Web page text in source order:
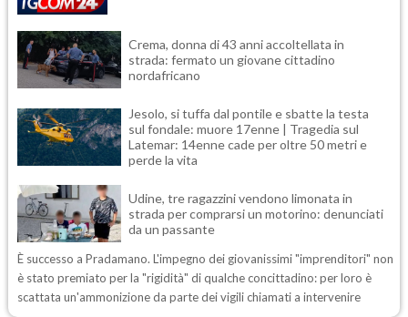
Crema, donna di 43 anni accoltellata in
strada: fermato un giovane cittadino
nordafricano
Jesolo, si tuffa dal pontile e sbatte la testa
sul fondale: muore 17enne | Tragedia sul
Latemar: 14enne cade per oltre 50 metri e
perde la vita
Udine, tre ragazzini vendono limonata in
strada per comprarsi un motorino: denunciati
da un passante
È successo a Pradamano. L'impegno dei giovanissimi "imprenditori" non
è stato premiato per la "rigidità" di qualche concittadino: per loro è
scattata un'ammonizione da parte dei vigili chiamati a intervenire